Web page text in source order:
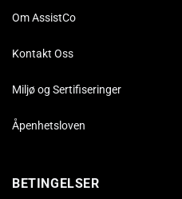
Om AssistCo
Kontakt Oss
Miljø og Sertifiseringer
Åpenhetsloven
BETINGELSER